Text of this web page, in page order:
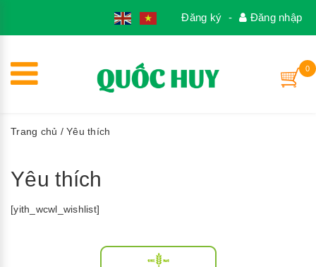
Đăng nhập
-
Đăng ký
0
Trang chủ / Yêu thích
Yêu thích
[yith_wcwl_wishlist]